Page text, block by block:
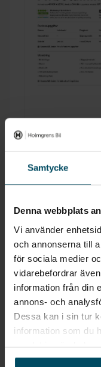
Samtycke
Denna webbplats
Vi använder
och annonserna till
för sociala medier
vidarebefordrar
information från din
annons- och
Dessa kan i sin tur
information som du
Skriv ut